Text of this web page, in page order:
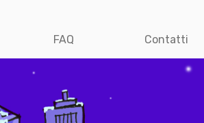
FAQ Contatti